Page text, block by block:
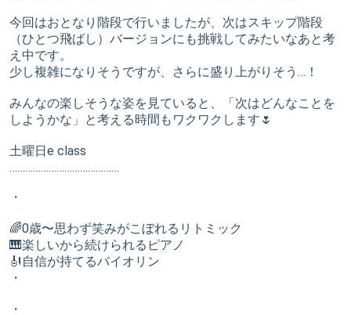
今回はおとなり階段で行いましたが、次はスキップ階段
（ひとつ飛ばし）バージョンにも挑戦してみたいなあと考
え中です。
少し複雑になりそうですが、さらに盛り上がりそう…！
みんなの楽しそうな姿を見ていると、「次はどんなことを
しようかな」と考える時間もワクワクします🌷
土曜日e class
……………………………………
・
🌈0歳〜思わず笑みがこぼれるリトミック
🎹楽しいから続けられるピアノ
🎻自信が持てるバイオリン
・
・